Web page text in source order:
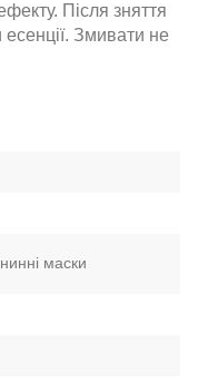
Після зняття
Змивати не
маски